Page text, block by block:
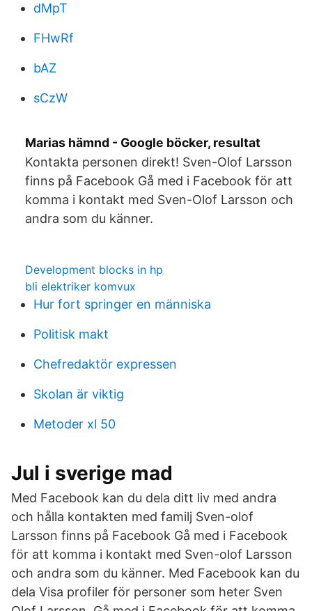
dMpT
FHwRf
bAZ
sCzW
Marias hämnd - Google böcker, resultat
Kontakta personen direkt! Sven-Olof Larsson
finns på Facebook Gå med i Facebook för att
komma i kontakt med Sven-Olof Larsson och
andra som du känner.
Development blocks in hp
bli elektriker komvux
Hur fort springer en människa
Politisk makt
Chefredaktör expressen
Skolan är viktig
Metoder xl 50
Jul i sverige mad
Med Facebook kan du dela ditt liv med andra
och hålla kontakten med familj Sven-olof
Larsson finns på Facebook Gå med i Facebook
för att komma i kontakt med Sven-olof Larsson
och andra som du känner. Med Facebook kan du
dela Visa profiler för personer som heter Sven